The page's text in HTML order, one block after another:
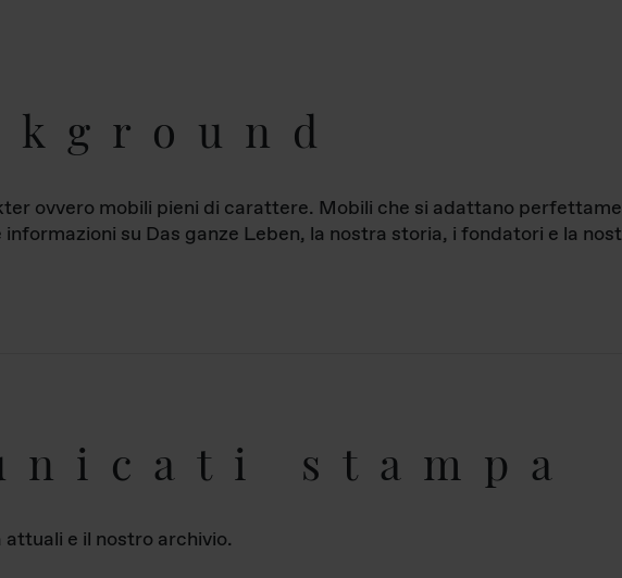
ovvero mobili pieni di carattere. Mobili che si adattano
su Das ganze Leben, la nostra storia, i fondatori e la
stampa
e il nostro archivio.